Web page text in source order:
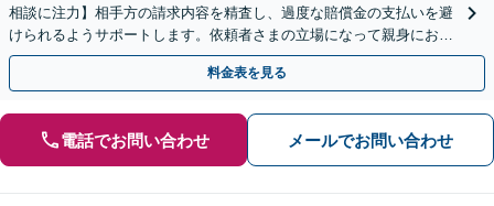
相談に注力】相手方の請求内容を精査し、過度な賠償金の支払いを避
けられるようサポートします。依頼者さまの立場になって親身にお話
を伺いますので、ぜひご相談ください。【WEB面談可】
料金表を見る
電話でお問い合わせ メールでお問い合わせ